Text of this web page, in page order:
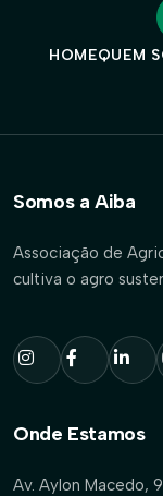
HOMEQUEM
Somos a Aiba
Associação de
cultiva o agro
Onde Estamos
Av. Aylon Macedo,